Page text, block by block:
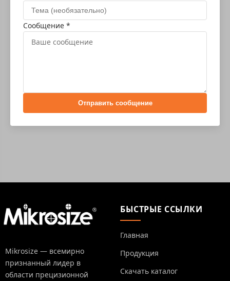
Сообщение *
Отправить сообщение
Mikrosize — всемирно
признанный лидер в
области прецизионной
БЫСТРЫЕ ССЫЛКИ
Главная
Продукция
Скачать каталог